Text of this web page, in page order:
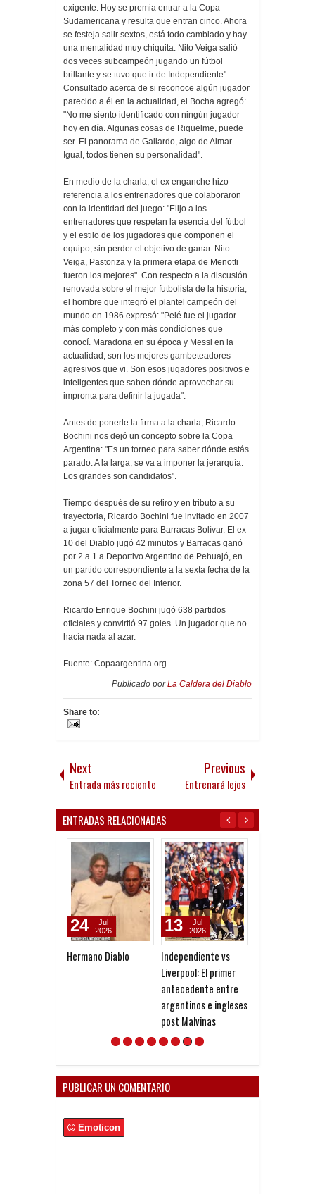
exigente. Hoy se premia entrar a la Copa
Sudamericana y resulta que entran cinco. Ahora
se festeja salir sextos, está todo cambiado y hay
una mentalidad muy chiquita. Nito Veiga salió
dos veces subcampeón jugando un fútbol
brillante y se tuvo que ir de Independiente".
Consultado acerca de si reconoce algún jugador
parecido a él en la actualidad, el Bocha agregó:
"No me siento identificado con ningún jugador
hoy en día. Algunas cosas de Riquelme, puede
ser. El panorama de Gallardo, algo de Aimar.
Igual, todos tienen su personalidad".
En medio de la charla, el ex enganche hizo
referencia a los entrenadores que colaboraron
con la identidad del juego: "Elijo a los
entrenadores que respetan la esencia del fútbol
y el estilo de los jugadores que componen el
equipo, sin perder el objetivo de ganar. Nito
Veiga, Pastoriza y la primera etapa de Menotti
fueron los mejores". Con respecto a la discusión
renovada sobre el mejor futbolista de la historia,
el hombre que integró el plantel campeón del
mundo en 1986 expresó: "Pelé fue el jugador
más completo y con más condiciones que
conocí. Maradona en su época y Messi en la
actualidad, son los mejores gambeteadores
agresivos que vi. Son esos jugadores positivos e
inteligentes que saben dónde aprovechar su
impronta para definir la jugada".
Antes de ponerle la firma a la charla, Ricardo
Bochini nos dejó un concepto sobre la Copa
Argentina: "Es un torneo para saber dónde estás
parado. A la larga, se va a imponer la jerarquía.
Los grandes son candidatos".
Tiempo después de su retiro y en tributo a su
trayectoria, Ricardo Bochini fue invitado en 2007
a jugar oficialmente para Barracas Bolívar. El ex
10 del Diablo jugó 42 minutos y Barracas ganó
por 2 a 1 a Deportivo Argentino de Pehuajó, en
un partido correspondiente a la sexta fecha de la
zona 57 del Torneo del Interior.
Ricardo Enrique Bochini jugó 638 partidos
oficiales y convirtió 97 goles. Un jugador que no
hacía nada al azar.
Fuente: Copaargentina.org
Publicado porLa Caldera del Diablo
Share to:
Next
Entrada más reciente
Previous
Entrenará lejos
ENTRADAS RELACIONADAS
Hermano Diablo
24
Jul
2026
Independiente vs
Liverpool: El primer
antecedente entre
argentinos e ingleses
post Malvinas
13
Jul
2026
PUBLICAR UN COMENTARIO
Emoticon